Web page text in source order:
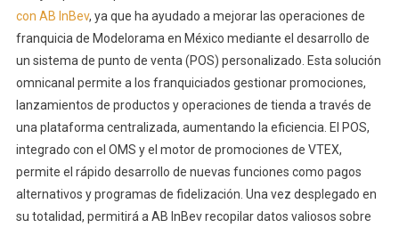
con AB InBev, ya que ha ayudado a mejorar las operaciones de
franquicia de Modelorama en México mediante el desarrollo de
un sistema de punto de venta (POS) personalizado. Esta solución
omnicanal permite a los franquiciados gestionar promociones,
lanzamientos de productos y operaciones de tienda a través de
una plataforma centralizada, aumentando la eficiencia. El POS,
integrado con el OMS y el motor de promociones de VTEX,
permite el rápido desarrollo de nuevas funciones como pagos
alternativos y programas de fidelización. Una vez desplegado en
su totalidad, permitirá a AB InBev recopilar datos valiosos sobre